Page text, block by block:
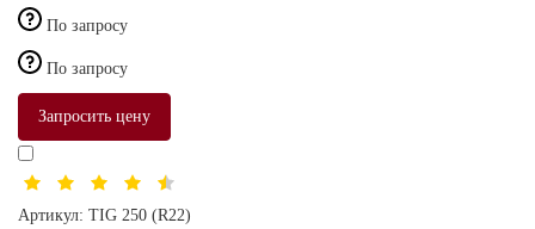
По запросу
По запросу
Запросить цену
Артикул: TIG 250 (R22)